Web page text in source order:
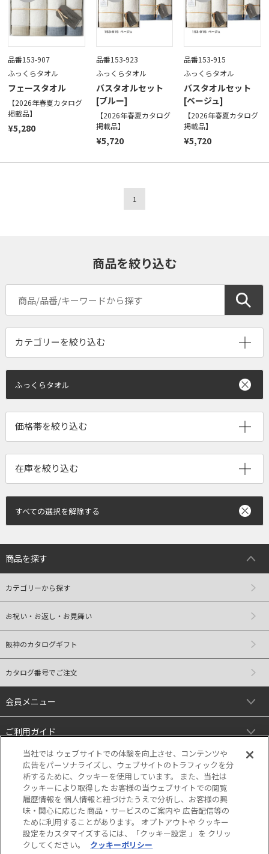
品番153-907
ふっくらタオル
フェースタオル
【2026年春夏カタログ
掲載品】
¥5,280
品番153-923
ふっくらタオル
バスタオルセット
[ブルー]
【2026年春夏カタログ
掲載品】
¥5,720
品番153-915
ふっくらタオル
バスタオルセット
[ベージュ]
【2026年春夏カタログ
掲載品】
¥5,720
1
商品を絞り込む
ふっくらタオル
すべての選択を解除する
商品を探す
カテゴリーから探す
お祝い・お返し・お見舞い
阪神のカタログギフト
カタログ番号でご注文
会員メニュー
ご利用ガイド
リンク
当サイトの表示価格は個別に税込・税抜等の
当社では ウェブサイトでの体験を向上させ、コンテンツや
広告をパーソナライズし、ウェブサイトのトラフィックを分
析するために、クッキーを使用しています。 また、当社は
クッキーにより取得した お客様の当ウェブサイトでの閲覧
履歴情報を 個人情報と紐づけたうえで分析し、お客様の興
味・関心に応じた 商品・サービスのご案内や 広告配信等の
ために利用することがあります。 オプトアウトや クッキー
設定をカスタマイズするには、「クッキー設定 」 を クリッ
クしてください。
クッキーポリシー